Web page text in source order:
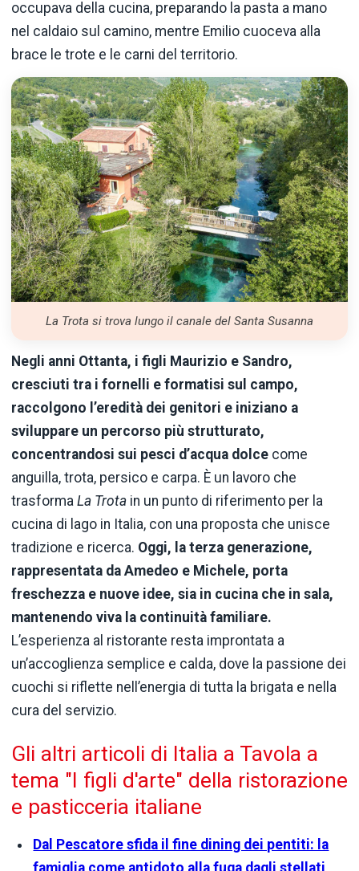
occupava della cucina, preparando la pasta a mano
nel caldaio sul camino, mentre Emilio cuoceva alla
brace le trote e le carni del territorio.
La Trota si trova lungo il canale del Santa Susanna
Negli anni Ottanta, i figli Maurizio e Sandro,
cresciuti tra i fornelli e formatisi sul campo,
raccolgono l’eredità dei genitori e iniziano a
sviluppare un percorso più strutturato,
concentrandosi sui pesci d’acqua dolce come
anguilla, trota, persico e carpa. È un lavoro che
trasforma La Trota in un punto di riferimento per la
cucina di lago in Italia, con una proposta che unisce
tradizione e ricerca. Oggi, la terza generazione,
rappresentata da Amedeo e Michele, porta
freschezza e nuove idee, sia in cucina che in sala,
mantenendo viva la continuità familiare.
L’esperienza al ristorante resta improntata a
un’accoglienza semplice e calda, dove la passione dei
cuochi si riflette nell’energia di tutta la brigata e nella
cura del servizio.
Gli altri articoli di Italia a Tavola a
tema "I figli d'arte" della ristorazione
e pasticceria italiane
Dal Pescatore sfida il fine dining dei pentiti: la